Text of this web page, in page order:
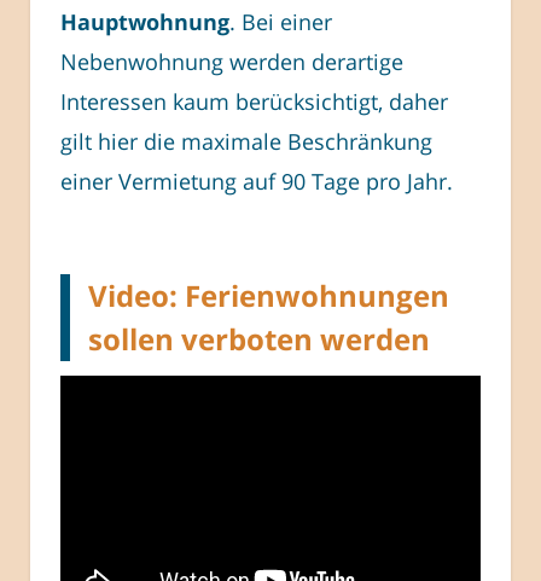
Hauptwohnung. Bei einer
Nebenwohnung werden derartige
Interessen kaum berücksichtigt, daher
gilt hier die maximale Beschränkung
einer Vermietung auf 90 Tage pro Jahr.
Video: Ferienwohnungen
sollen verboten werden